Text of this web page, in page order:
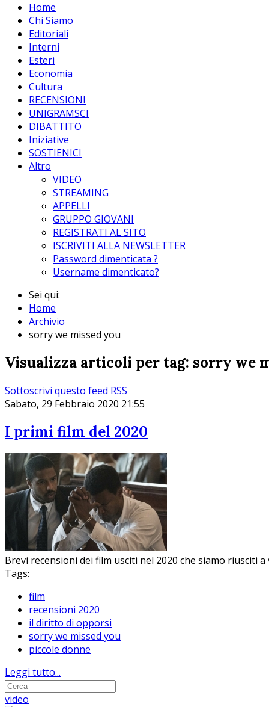
Home
Chi Siamo
Editoriali
Interni
Esteri
Economia
Cultura
RECENSIONI
UNIGRAMSCI
DIBATTITO
Iniziative
SOSTIENICI
Altro
VIDEO
STREAMING
APPELLI
GRUPPO GIOVANI
REGISTRATI AL SITO
ISCRIVITI ALLA NEWSLETTER
Password dimenticata ?
Username dimenticato?
Sei qui:
Home
Archivio
sorry we missed you
Visualizza articoli per tag: sorry we
Sottoscrivi questo feed RSS
Sabato, 29 Febbraio 2020 21:55
I primi film del 2020
Brevi recensioni dei film usciti nel 2020 che siamo riusciti
Tags:
film
recensioni 2020
il diritto di opporsi
sorry we missed you
piccole donne
Leggi tutto...
video